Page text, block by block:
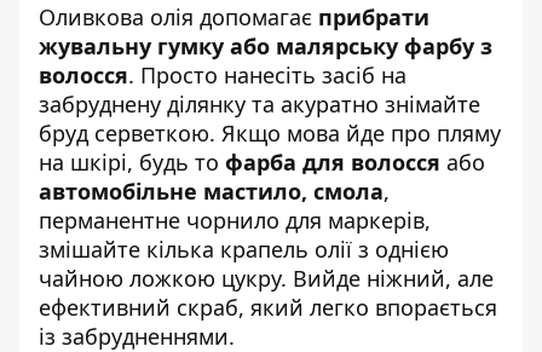
Оливкова олія допомагає прибрати
жувальну гумку або малярську фарбу з
волосся. Просто нанесіть засіб на
забруднену ділянку та акуратно знімайте
бруд серветкою. Якщо мова йде про пляму
на шкірі, будь то фарба для волосся або
автомобільне мастило, смола,
перманентне чорнило для маркерів,
змішайте кілька крапель олії з однією
чайною ложкою цукру. Вийде ніжний, але
ефективний скраб, який легко впорається
із забрудненнями.